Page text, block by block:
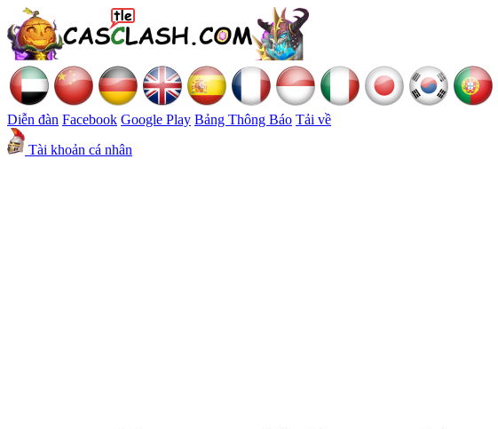
Diễn đàn Facebook Google Play Bảng Thông Báo Tải về
Tài khoản cá nhân